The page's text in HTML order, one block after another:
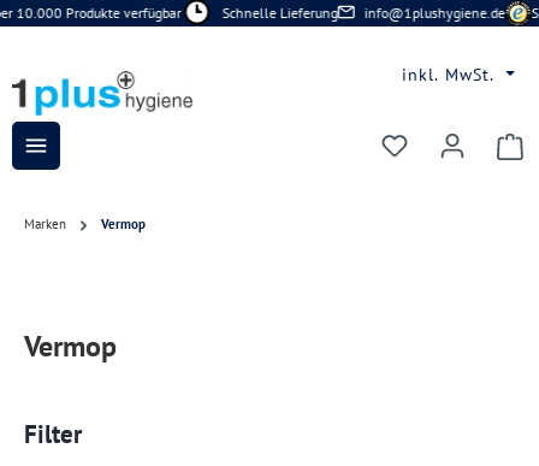
Zum Hauptinhalt springen
10.000 Produkte verfügbar Schnelle Lieferung info@1plushygiene.de
inkl. MwSt.
Du hast 0
Marken Vermop
Vermop
Filter